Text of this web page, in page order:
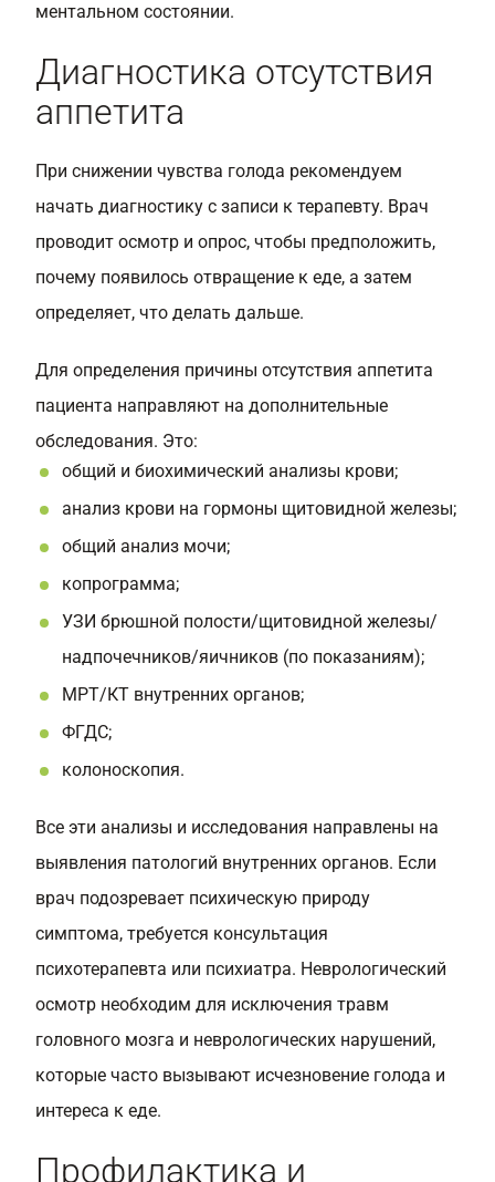
ментальном состоянии.
Диагностика отсутствия
аппетита
При снижении чувства голода рекомендуем
начать диагностику с записи к терапевту. Врач
проводит осмотр и опрос, чтобы предположить,
почему появилось отвращение к еде, а затем
определяет, что делать дальше.
Для определения причины отсутствия аппетита
пациента направляют на дополнительные
обследования. Это:
общий и биохимический анализы крови;
анализ крови на гормоны щитовидной железы;
общий анализ мочи;
копрограмма;
УЗИ брюшной полости/щитовидной железы/
надпочечников/яичников (по показаниям);
МРТ/КТ внутренних органов;
ФГДС;
колоноскопия.
Все эти анализы и исследования направлены на
выявления патологий внутренних органов. Если
врач подозревает психическую природу
симптома, требуется консультация
психотерапевта или психиатра. Неврологический
осмотр необходим для исключения травм
головного мозга и неврологических нарушений,
которые часто вызывают исчезновение голода и
интереса к еде.
Профилактика и